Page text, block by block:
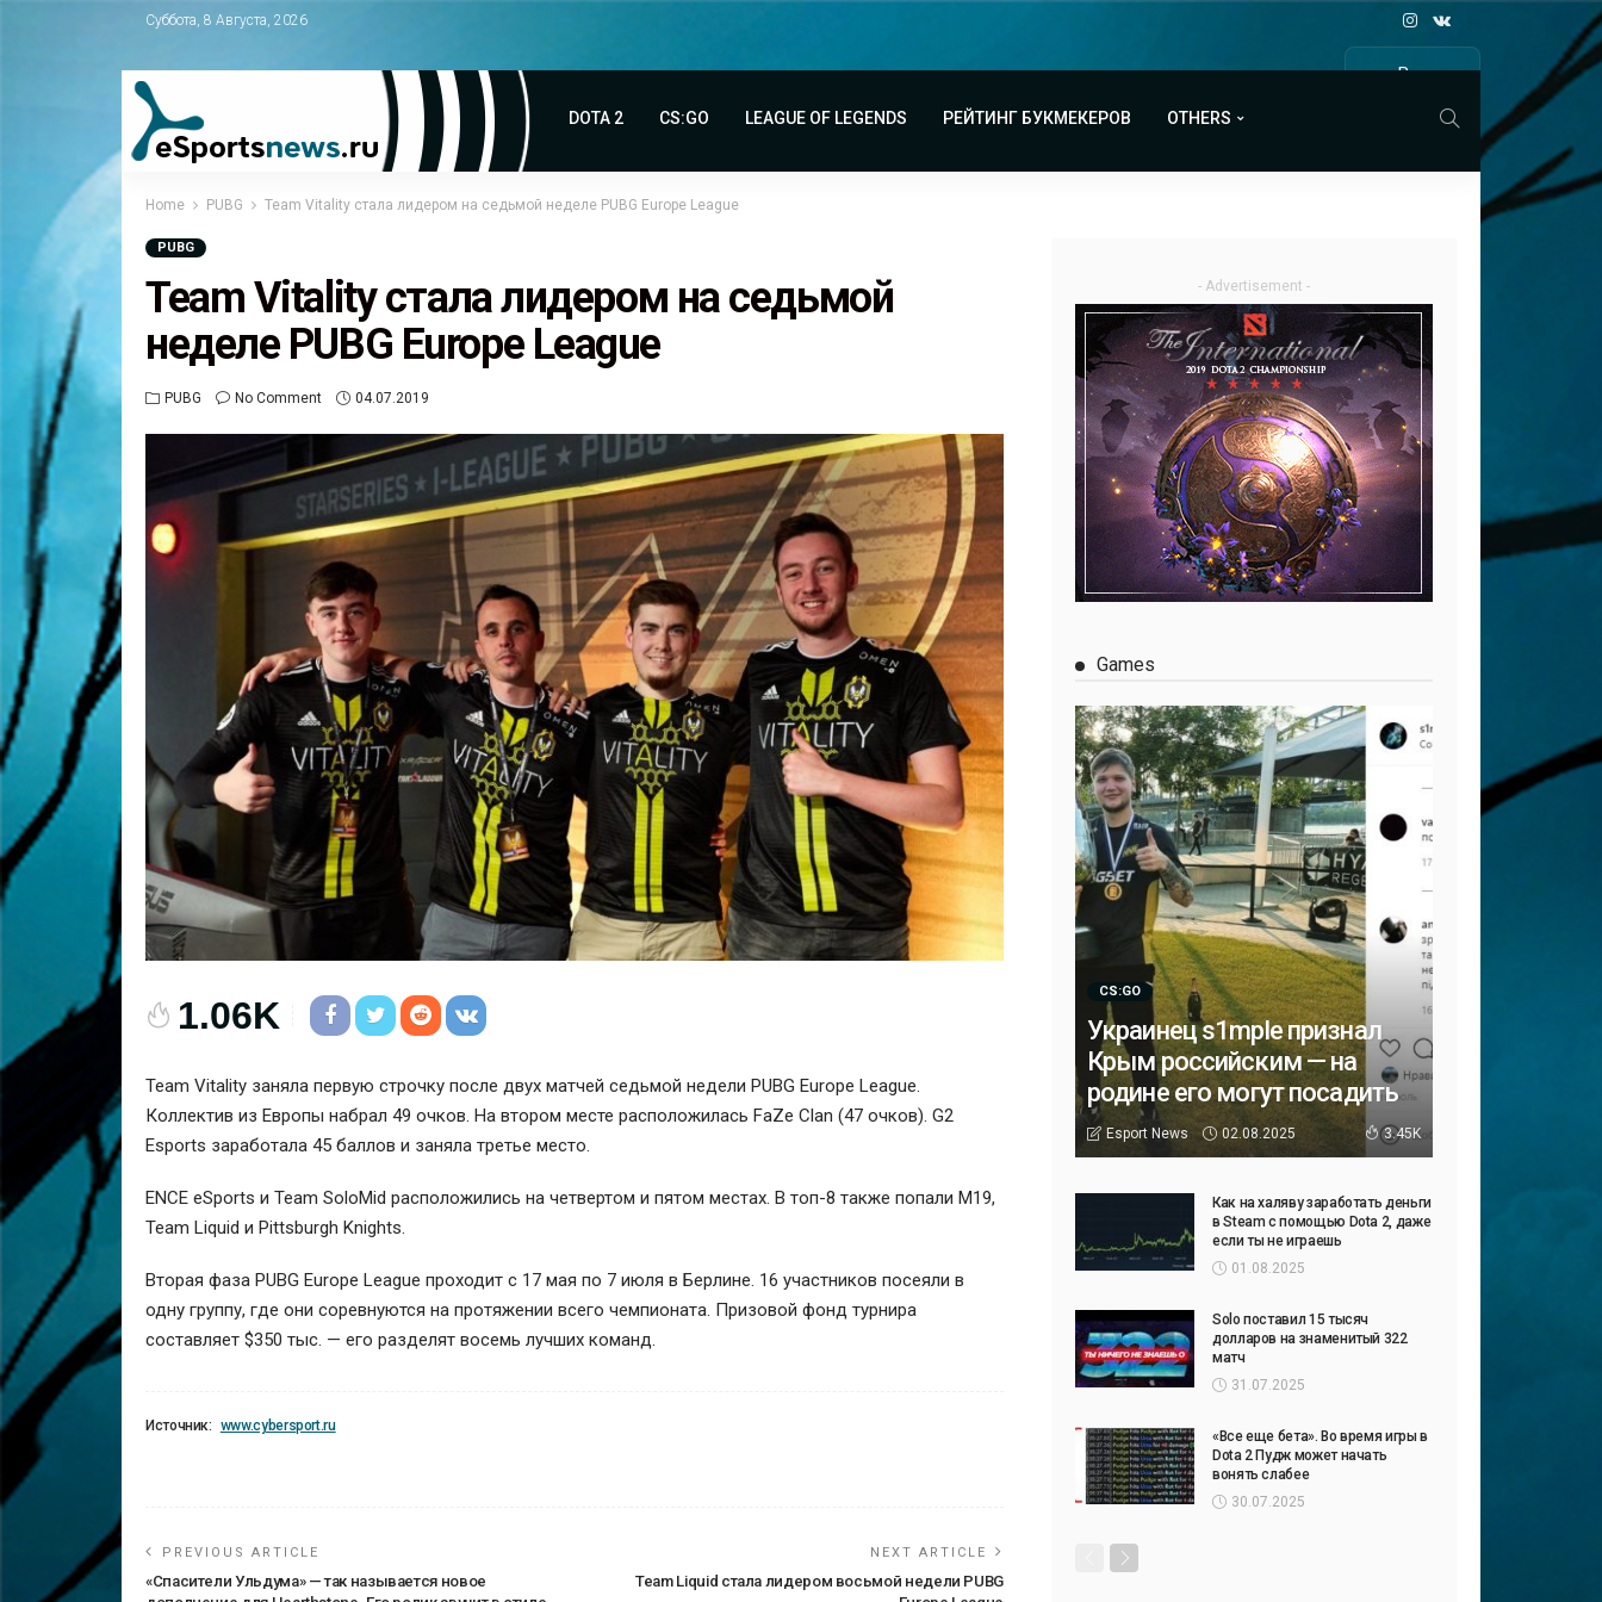
Суббота, 8 Августа, 2026
Все
DOTA 2 CS:GO LEAGUE OF LEGENDS РЕЙТИНГ БУКМЕКЕРОВ OTHERS
Home PUBG Team Vitality стала лидером на седьмой неделе PUBG Europe League
PUBG
Team Vitality стала лидером на седьмой
неделе PUBG Europe League
PUBG No Comment 04.07.2019
1.06K
Team Vitality заняла первую строчку после двух матчей седьмой недели PUBG Europe League.
Коллектив из Европы набрал 49 очков. На втором месте расположилась FaZe Clan (47 очков). G2
Esports заработала 45 баллов и заняла третье место.
ENCE eSports и Team SoloMid расположились на четвертом и пятом местах. В топ-8 также попали M19,
Team Liquid и Pittsburgh Knights.
Вторая фаза PUBG Europe League проходит с 17 мая по 7 июля в Берлине. 16 участников посеяли в
одну группу, где они соревнуются на протяжении всего чемпионата. Призовой фонд турнира
составляет $350 тыс. — его разделят восемь лучших команд.
Источник: www.cybersport.ru
PREVIOUS ARTICLE
«Спасители Ульдума» — так называется новое
NEXT ARTICLE
Team Liquid стала лидером восьмой недели PUBG
- Advertisement -
Games
CS:GO
Украинец s1mple признал
Крым российским — на
родине его могут посадить
Esport News 02.08.2025 3.45K
Как на халяву заработать деньги
в Steam с помощью Dota 2, даже
если ты не играешь
01.08.2025
Solo поставил 15 тысяч
долларов на знаменитый 322
матч
31.07.2025
«Все еще бета». Во время игры в
Dota 2 Пудж может начать
вонять слабее
30.07.2025